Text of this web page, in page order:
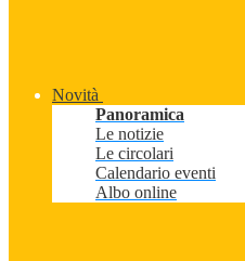
Novità
Panoramica
Le notizie
Le circolari
Calendario eventi
Albo online